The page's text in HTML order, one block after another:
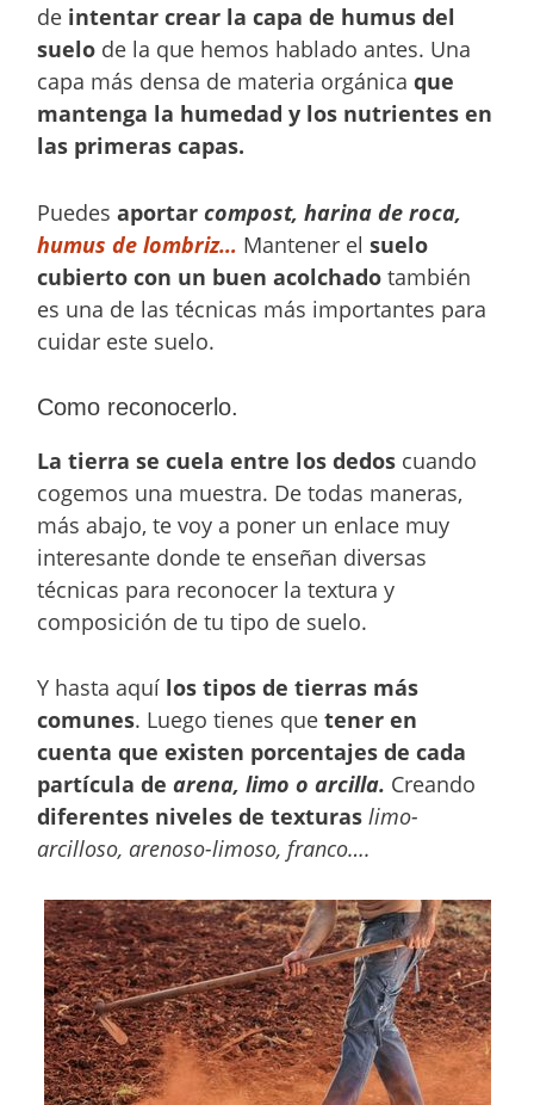
de intentar crear la capa de humus del
suelo de la que hemos hablado antes. Una
capa más densa de materia orgánicaque
mantenga la humedad y los nutrientes en
las primeras capas.
Puedesaportar compost, harina de roca,
humus de lombriz… Mantener elsuelo
cubierto con un buen acolchado también
es una de las técnicas más importantes para
cuidar este suelo.
Como reconocerlo.
La tierra se cuela entre los dedos cuando
cogemos una muestra. De todas maneras,
más abajo, te voy a poner un enlace muy
interesante donde te enseñan diversas
técnicas para reconocer la textura y
composición de tu tipo de suelo.
Y hasta aquí los tipos de tierras más
comunes. Luego tienes que tener en
cuenta que existen porcentajes de cada
partícula de arena, limo o arcilla. Creando
diferentes niveles de texturas limo-
arcilloso, arenoso-limoso, franco….